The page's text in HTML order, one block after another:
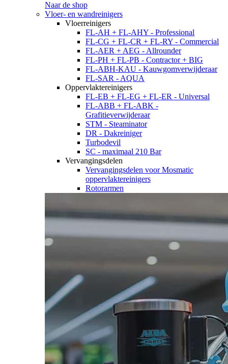
Naar de shop
Vloer- en wandreinigers
Vloerreinigers
FL-AH + FL-AHY - Professional
FL-CG + FL-CR + FL-RY - Commercial
FL-AER + AEG - Allrounder
FL-PH + FL-PB - Contractor + BIG
FL-ABH-KAU - Kauwgomverwijderaar
FL-SAR - AQUA
Oppervlaktereinigers
FL-EB + FL-EG + FL-ER - Universal
FL-ABB + FL-ABK -
Grafitieverwijderaar
STM - Steaminator
DR - Dakreiniger
Turbodevil
SC - maximaal 210 Bar
Vervangingsdelen
Vervangingsdelen voor Mosmatic
oppervlaktereinigers
Rotorarmen